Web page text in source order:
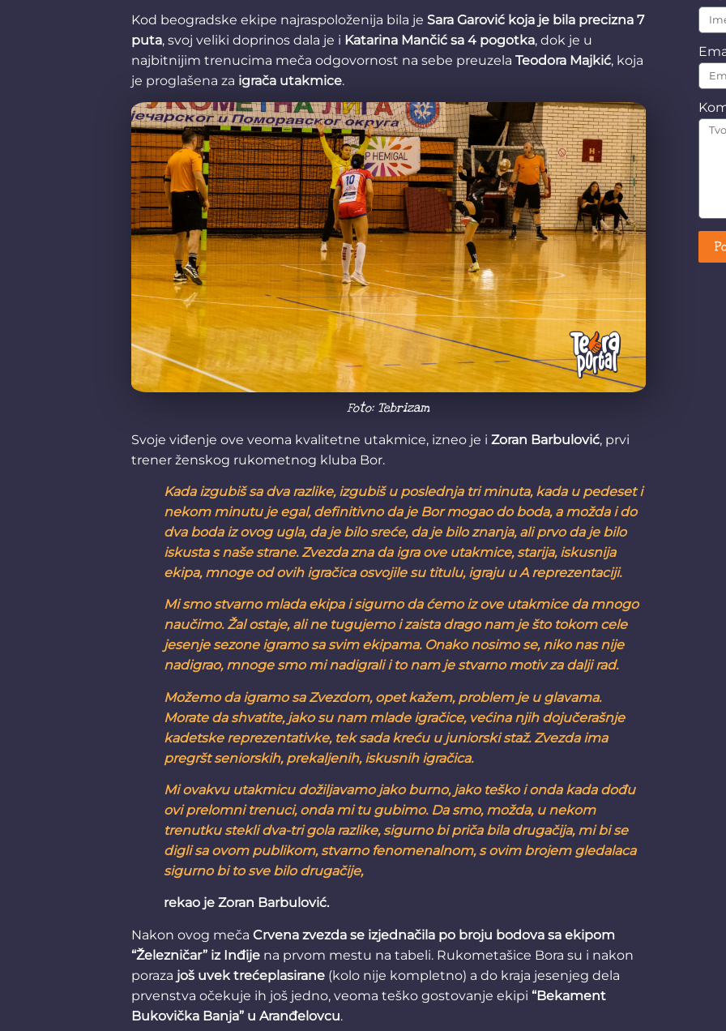
Kod beogradske ekipe najraspoloženija bila je Sara Garović koja je bila precizna 7
puta, svoj veliki doprinos dala je i Katarina Mančić sa 4 pogotka, dok je u
najbitnijim trenucima meča odgovornost na sebe preuzela Teodora Majkić, koja
je proglašena za igrača utakmice.
Foto: Tebrizam
Svoje viđenje ove veoma kvalitetne utakmice, izneo je i Zoran Barbulović, prvi
trener ženskog rukometnog kluba Bor.
Kada izgubiš sa dva razlike, izgubiš u poslednja tri minuta, kada u pedeset i
nekom minutu je egal, definitivno da je Bor mogao do boda, a možda i do
dva boda iz ovog ugla, da je bilo sreće, da je bilo znanja, ali prvo da je bilo
iskusta s naše strane. Zvezda zna da igra ove utakmice, starija, iskusnija
ekipa, mnoge od ovih igračica osvojile su titulu, igraju u A reprezentaciji.
Mi smo stvarno mlada ekipa i sigurno da ćemo iz ove utakmice da mnogo
naučimo. Žal ostaje, ali ne tugujemo i zaista drago nam je što tokom cele
jesenje sezone igramo sa svim ekipama. Onako nosimo se, niko nas nije
nadigrao, mnoge smo mi nadigrali i to nam je stvarno motiv za dalji rad.
Možemo da igramo sa Zvezdom, opet kažem, problem je u glavama.
Morate da shvatite, jako su nam mlade igračice, većina njih dojučerašnje
kadetske reprezentativke, tek sada kreću u juniorski staž. Zvezda ima
pregršt seniorskih, prekaljenih, iskusnih igračica.
Mi ovakvu utakmicu dožiljavamo jako burno, jako teško i onda kada dođu
ovi prelomni trenuci, onda mi tu gubimo. Da smo, možda, u nekom
trenutku stekli dva-tri gola razlike, sigurno bi priča bila drugačija, mi bi se
digli sa ovom publikom, stvarno fenomenalnom, s ovim brojem gledalaca
sigurno bi to sve bilo drugačije,
rekao je Zoran Barbulović.
Nakon ovog meča Crvena zvezda se izjednačila po broju bodova sa ekipom
“Železničar” iz Inđije na prvom mestu na tabeli. Rukometašice Bora su i nakon
poraza još uvek trećeplasirane (kolo nije kompletno) a do kraja jesenjeg dela
prvenstva očekuje ih još jedno, veoma teško gostovanje ekipi “Bekament
Bukovička Banja” u Aranđelovcu.